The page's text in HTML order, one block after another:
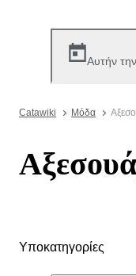
Αυτήν
Catawiki Μόδα
Υποκατηγορίες